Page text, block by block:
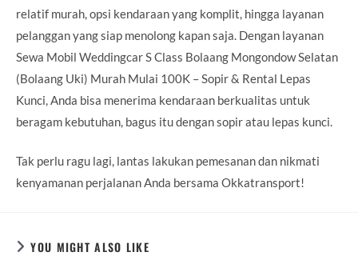
relatif murah, opsi kendaraan yang komplit, hingga layanan
pelanggan yang siap menolong kapan saja. Dengan layanan
Sewa Mobil Weddingcar S Class Bolaang Mongondow Selatan
(Bolaang Uki) Murah Mulai 100K – Sopir & Rental Lepas
Kunci, Anda bisa menerima kendaraan berkualitas untuk
beragam kebutuhan, bagus itu dengan sopir atau lepas kunci.
Tak perlu ragu lagi, lantas lakukan pemesanan dan nikmati
kenyamanan perjalanan Anda bersama Okkatransport!
YOU MIGHT ALSO LIKE